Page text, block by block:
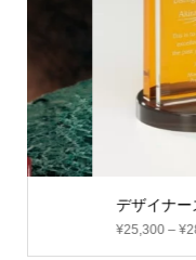
デザイナーズアク
¥28,380 税込